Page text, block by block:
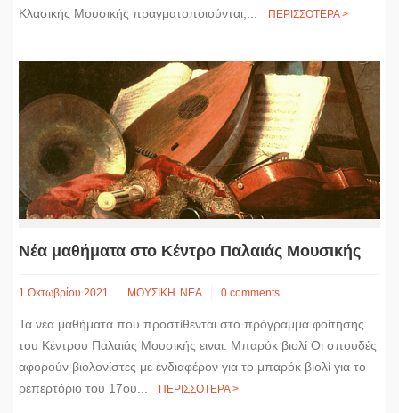
Κλασικής Μουσικής πραγματοποιούνται,...
ΠΕΡΙΣΣΟΤΕΡΑ >
Νέα μαθήματα στο Κέντρο Παλαιάς Μουσικής
1 Οκτωβρίου 2021 ΜΟΥΣΙΚΗ ΝΕΑ 0 comments
Τα νέα μαθήματα που προστίθενται στο πρόγραμμα φοίτησης
του Κέντρου Παλαιάς Μουσικής ειναι: Μπαρόκ βιολί Οι σπουδές
αφορούν βιολονίστες με ενδιαφέρον για το μπαρόκ βιολί για το
ρεπερτόριο του 17ου...
ΠΕΡΙΣΣΟΤΕΡΑ >